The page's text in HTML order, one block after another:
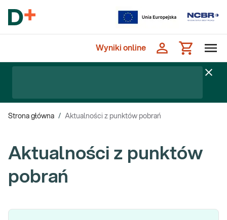
Wyniki online
Strona główna / Aktualności z punktów pobrań
Aktualności z punktów
pobrań